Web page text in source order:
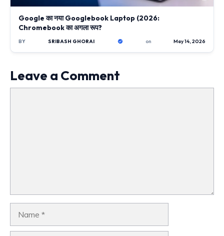
Google का नया Googlebook Laptop (2026:
Chromebook का अगला रूप?
BY SRIBASH GHORAI on May 14, 2026
Leave a Comment